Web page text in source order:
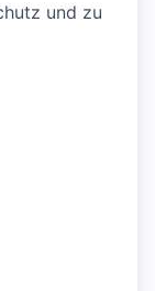
und zu